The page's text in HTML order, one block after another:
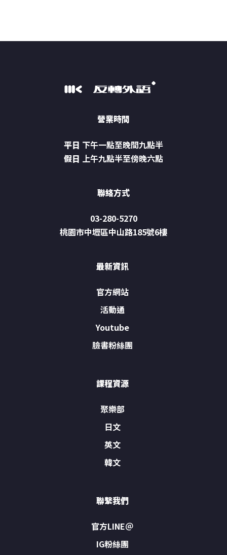
營業時間
平日 下午一點至晚間九點半
假日 上午九點半至傍晚六點
聯絡方式
03-280-5270
桃園市中壢區中山路185號6樓
最新資訊
官方網站
活動通
Youtube
臉書粉絲團
課程資源
聚樂部
日文
英文
韓文
聯繫我們
官方LINE＠
IG粉絲團